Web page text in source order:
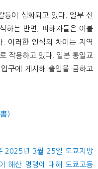
등이 심화되고 있다. 일부 신
하는 반면, 피해자들은 이를
. 이러한 인식의 차이는 지역
작용하고 있다. 일본 통일교
구에 게시해 출입을 금하고
)
2025년 3월 25일 도쿄지방
해산 명령에 대해 도쿄고등